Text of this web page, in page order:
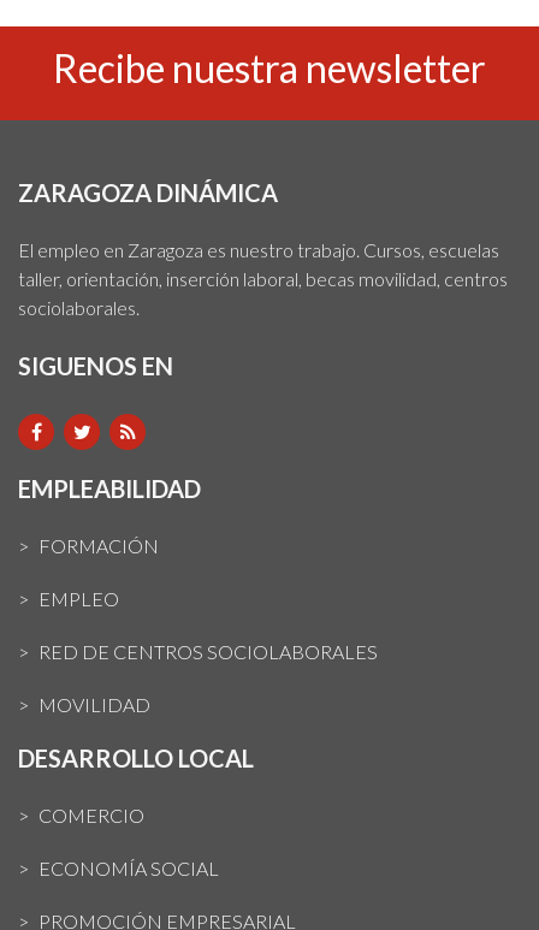
Recibe nuestra newsletter
ZARAGOZA DINÁMICA
El empleo en Zaragoza es nuestro trabajo. Cursos, escuelas
taller, orientación, inserción laboral, becas movilidad, centros
sociolaborales.
SIGUENOS EN
EMPLEABILIDAD
FORMACIÓN
EMPLEO
RED DE CENTROS SOCIOLABORALES
MOVILIDAD
DESARROLLO LOCAL
COMERCIO
ECONOMÍA SOCIAL
PROMOCIÓN EMPRESARIAL